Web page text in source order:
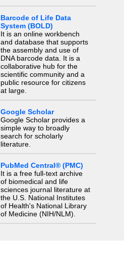
Barcode of Life Data
System (BOLD)
It is an online workbench
and database that supports
the assembly and use of
DNA barcode data. It is a
collaborative hub for the
scientific community and a
public resource for citizens
at large.
Google Scholar
Google Scholar provides a
simple way to broadly
search for scholarly
literature.
PubMed Central® (PMC)
It is a free full-text archive
of biomedical and life
sciences journal literature at
the U.S. National Institutes
of Health's National Library
of Medicine (NIH/NLM).